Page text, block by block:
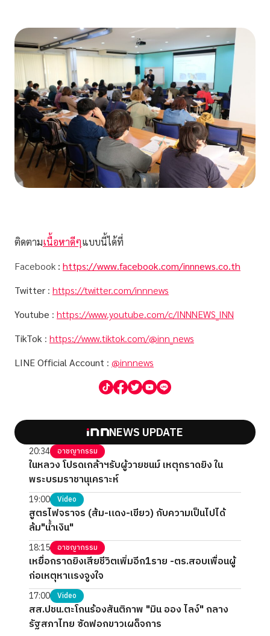
ติดตามเนื้อหาดีๆแบบนี้ได้ที่
Facebook : https://www.facebook.com/innnews.co.th
Twitter : https://twitter.com/innnews
Youtube : https://www.youtube.com/c/INNNEWS_INN
TikTok : https://www.tiktok.com/@inn_news
LINE Official Account : @innnews
NEWS UPDATE
20:34 อาชญากรรม
ในหลวง โปรดเกล้าฯรับผู้วายชนม์ เหตุกราดยิง ใน
พระบรมราชานุเคราะห์
19:00 Video
สูตรไฟจราจร (ส้ม-แดง-เขียว) กับความเป็นไปได้
ล้ม"น้ำเงิน"
18:15 อาชญากรรม
เหยื่อกราดยิงเสียชีวิตเพิ่มอีก1ราย -ตร.สอบเพื่อนผู้
ก่อเหตุหาแรงจูงใจ
17:00 Video
สส.ปชน.ตะโกนร้องสันติภาพ "มิน ออง ไลง์" กลาง
รัฐสภาไทย ซัดฟอกขาวเผด็จการ